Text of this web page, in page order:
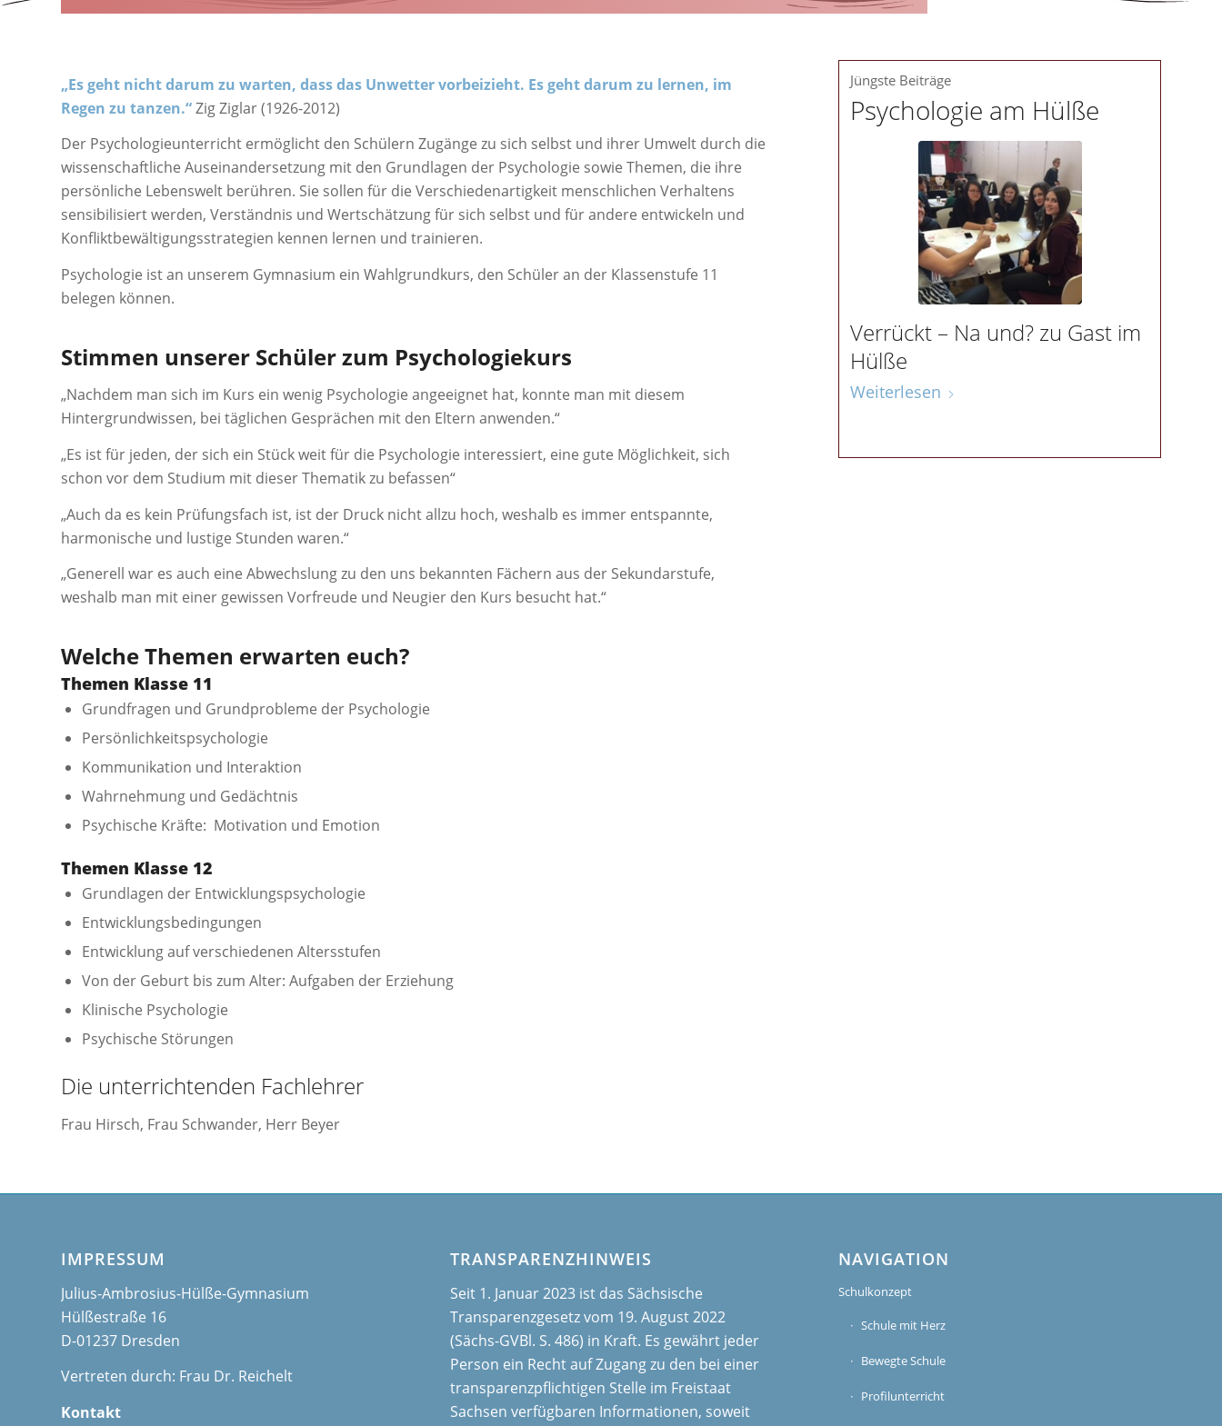
„Es geht nicht darum zu warten, dass das Unwetter vorbeizieht. Es geht darum zu lernen, im
Regen zu tanzen.“Zig Ziglar (1926-2012)
Der Psychologieunterricht ermöglicht den Schülern Zugänge zu sich selbst und ihrer Umwelt durch die
wissenschaftliche Auseinandersetzung mit den Grundlagen der Psychologie sowie Themen, die ihre
persönliche Lebenswelt berühren. Sie sollen für die Verschiedenartigkeit menschlichen Verhaltens
sensibilisiert werden, Verständnis und Wertschätzung für sich selbst und für andere entwickeln und
Konfliktbewältigungsstrategien kennen lernen und trainieren.
Psychologie ist an unserem Gymnasium ein Wahlgrundkurs, den Schüler an der Klassenstufe 11
belegen können.
Stimmen unserer Schüler zum Psychologiekurs
„Nachdem man sich im Kurs ein wenig Psychologie angeeignet hat, konnte man mit diesem
Hintergrundwissen, bei täglichen Gesprächen mit den Eltern anwenden.“
„Es ist für jeden, der sich ein Stück weit für die Psychologie interessiert, eine gute Möglichkeit, sich
schon vor dem Studium mit dieser Thematik zu befassen“
„Auch da es kein Prüfungsfach ist, ist der Druck nicht allzu hoch, weshalb es immer entspannte,
harmonische und lustige Stunden waren.“
„Generell war es auch eine Abwechslung zu den uns bekannten Fächern aus der Sekundarstufe,
weshalb man mit einer gewissen Vorfreude und Neugier den Kurs besucht hat.“
Welche Themen erwarten euch?
Themen Klasse 11
Grundfragen und Grundprobleme der Psychologie
Persönlichkeitspsychologie
Kommunikation und Interaktion
Wahrnehmung und Gedächtnis
Psychische Kräfte: Motivation und Emotion
Themen Klasse 12
Grundlagen der Entwicklungspsychologie
Entwicklungsbedingungen
Entwicklung auf verschiedenen Altersstufen
Von der Geburt bis zum Alter: Aufgaben der Erziehung
Klinische Psychologie
Psychische Störungen
Die unterrichtenden Fachlehrer
Frau Hirsch, Frau Schwander, Herr Beyer
Jüngste Beiträge
Psychologie am Hülße
Verrückt – Na und? zu Gast im
Hülße
Weiterlesen
IMPRESSUM
Julius-Ambrosius-Hülße-Gymnasium
Hülßestraße 16
D-01237 Dresden
Vertreten durch: Frau Dr. Reichelt
Kontakt
TRANSPARENZHINWEIS
Seit 1. Januar 2023 ist das Sächsische
Transparenzgesetz vom 19. August 2022
(Sächs-GVBl. S. 486) in Kraft. Es gewährt jeder
Person ein Recht auf Zugang zu den bei einer
transparenzpflichtigen Stelle im Freistaat
Sachsen verfügbaren Informationen, soweit
NAVIGATION
Schulkonzept
Schule mit Herz
Bewegte Schule
Profilunterricht